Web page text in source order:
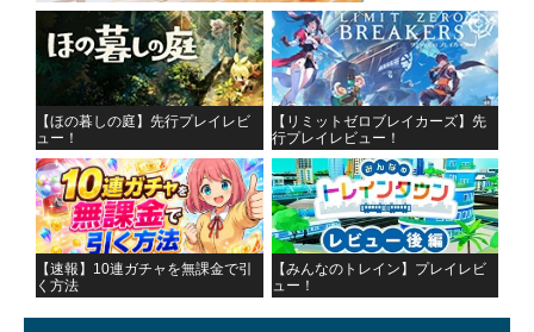
【ほの暮しの庭】先行プレイレビ
ュー！
【リミットゼロブレイカーズ】先
行プレイレビュー！
【速報】10連ガチャを無課金で引
く方法
【みんなのトレイン】プレイレビ
ュー！